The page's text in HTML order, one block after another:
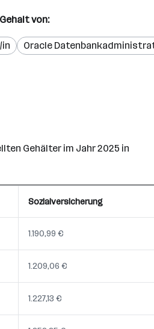
von:
Oracle
Gehälter im Jahr 2025 in
Sozialversicherung
1.190,99 €
1.209,06 €
1.227,13 €